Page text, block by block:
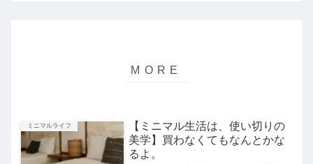
ミニマルライフ
【ミニマル生活は、使い切りの
美学】買わなくてもなんとかな
るよ。